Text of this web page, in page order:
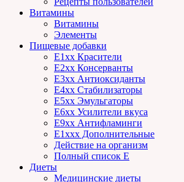
Витамины
Витамины
Элементы
Пищевые добавки
E1xx Красители
E2xx Консерванты
E3xx Антиоксиданты
E4xx Стабилизаторы
E5xx Эмульгаторы
E6xx Усилители вкуса
E9xx Антифламинги
E1xxx Дополнительные
Действие на организм
Полный список E
Диеты
Медицинские диеты